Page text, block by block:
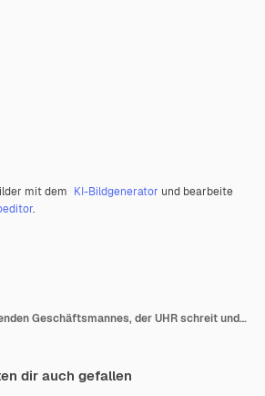
mit dem KI-Bildgenerator und bearbeite
.
Porträt des wütenden Geschäftsmannes, der UHR schreit und hält, Verzögerungskonzept
dir auch gefallen